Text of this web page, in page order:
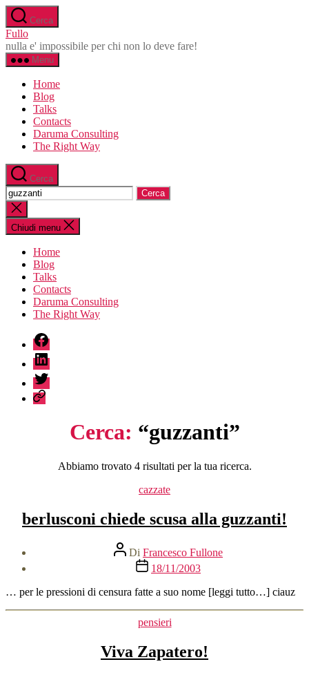
Salta
al
contenuto
Cerca
Fullo
nulla e' impossibile per chi non lo deve fare!
Menu
Home
Blog
Talks
Contacts
Daruma Consulting
The Right Way
Cerca
Cerca:
Chiudi
la
ricerca
Chiudi menu
Home
Blog
Talks
Contacts
Daruma Consulting
The Right Way
fb
linkedin
twitter
sessionize
Cerca: “guzzanti”
Abbiamo trovato 4 risultati per la tua ricerca.
Categorie
cazzate
berlusconi chiede scusa alla guzzanti!
Autore
articolo
Di Francesco Fullone
Data
dell'articolo
18/11/2003
… per le pressioni di censura fatte a suo nome [leggi tutto…] ciauz
Categorie
pensieri
Viva Zapatero!